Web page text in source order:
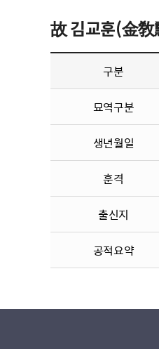
故 김교훈(金
구분
묘역구분
생년월일
훈격
출신지
공적요약